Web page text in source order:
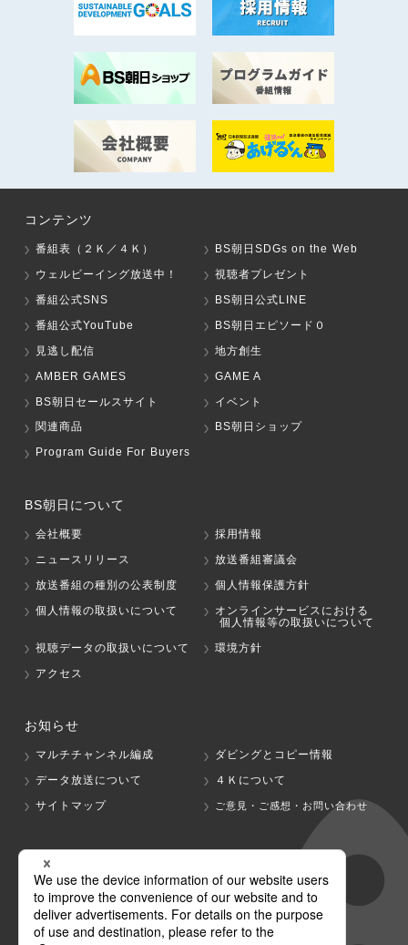
コンテンツ
番組表（２Ｋ／４Ｋ）
BS朝日SDGs on the Web
ウェルビーイング放送中！
視聴者プレゼント
番組公式SNS
BS朝日公式LINE
番組公式YouTube
BS朝日エピソード０
見逃し配信
地方創生
AMBER GAMES
GAME A
BS朝日セールスサイト
イベント
関連商品
BS朝日ショップ
Program Guide For Buyers
BS朝日について
会社概要
採用情報
ニュースリリース
放送番組審議会
放送番組の種別の公表制度
個人情報保護方針
個人情報の取扱いについて
オンラインサービスにおける
個人情報等の取扱いについて
視聴データの取扱いについて
環境方針
アクセス
お知らせ
マルチチャンネル編成
ダビングとコピー情報
データ放送について
４Ｋについて
サイトマップ
ご意見・ご感想・お問い合わせ
グループ会社
テレビ朝日 テレ朝チャンネル